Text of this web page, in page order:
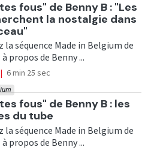
fous" de Benny B : "Les
la nostalgie dans
la séquence Made in Belgium de
propos de Benny ...
| 6 min 25 sec
fous" de Benny B : les
du tube
la séquence Made in Belgium de
propos de Benny ...